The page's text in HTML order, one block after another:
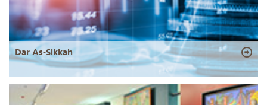
Dar As-Sikkah